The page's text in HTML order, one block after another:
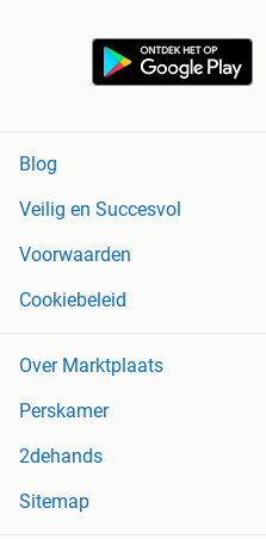
Blog
Veilig en Succesvol
Voorwaarden
Cookiebeleid
Over Marktplaats
Perskamer
2dehands
Sitemap